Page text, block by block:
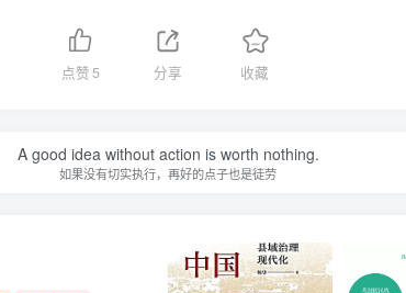
点赞 5 分享 收藏
A good idea without action is worth nothing.
如果没有切实执行，再好的点子也是徒劳